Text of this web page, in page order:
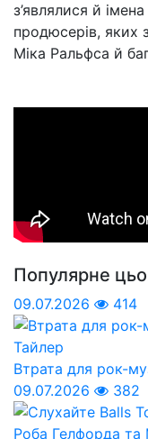
з’являлися й
продюсерів, яких
Міка Ральфса й
Популярне
09.07.2026 414
Втрата для рок-
09.07.2026
382